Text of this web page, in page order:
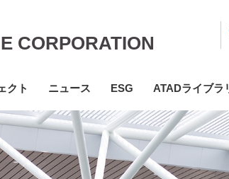
CORPORATION
クト ニュース ESG ATADライブラ